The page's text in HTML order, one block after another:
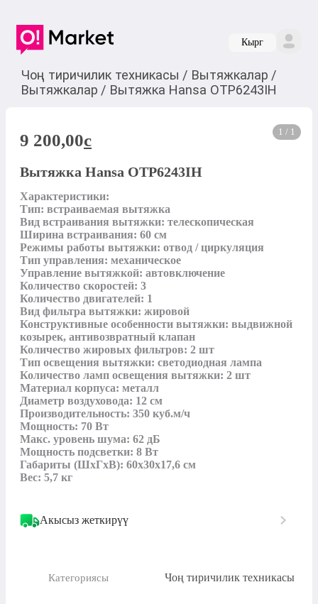
Кырг
Чоң тиричилик техникасы / Вытяжкалар /
Вытяжкалар / Вытяжка Hansa OTP6243IH
1 / 1
9 200,00c
Вытяжка Hansa OTP6243IH
Характеристики:
Тип: встраиваемая вытяжка
Вид встраивания вытяжки: телескопическая
Ширина встраивания: 60 см
Режимы работы вытяжки: отвод / циркуляция
Тип управления: механическое
Управление вытяжкой: автовключение
Количество скоростей: 3
Количество двигателей: 1
Вид фильтра вытяжки: жировой
Конструктивные особенности вытяжки: выдвижной
козырек, антивозвратный клапан
Количество жировых фильтров: 2 шт
Тип освещения вытяжки: светодиодная лампа
Количество ламп освещения вытяжки: 2 шт
Материал корпуса: металл
Диаметр воздуховода: 12 см
Производительность: 350 куб.м/ч
Мощность: 70 Вт
Макс. уровень шума: 62 дБ
Мощность подсветки: 8 Вт
Габариты (ШхГхВ): 60х30х17,6 см
Вес: 5,7 кг
Акысыз жеткирүү
Категориясы Чоң тиричилик техникасы